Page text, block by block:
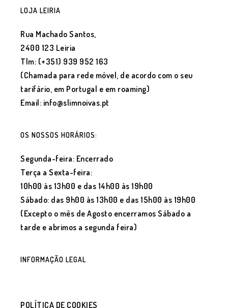
LOJA LEIRIA
Rua Machado Santos,
2400 123 Leiria
Tlm: (+351) 939 952 163
(Chamada para rede móvel, de acordo com o seu
tarifário, em Portugal e em roaming)
Email: info@slimnoivas.pt
OS NOSSOS HORÁRIOS:
Segunda-feira: Encerrado
Terça a Sexta-feira:
10h00 às 13h00 e das 14h00 às 19h00
Sábado: das 9h00 às 13h00 e das 15h00 às 19h00
(Excepto o mês de Agosto encerramos Sábado a
tarde e abrimos a segunda feira)
INFORMAÇÃO LEGAL
POLÍTICA DE COOKIES